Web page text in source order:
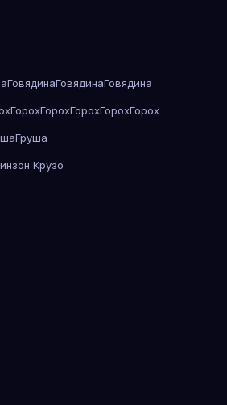
ГовядинаГовядинаГовядина
ГорохГорохГорохГорохГорох
Груша
Крузо